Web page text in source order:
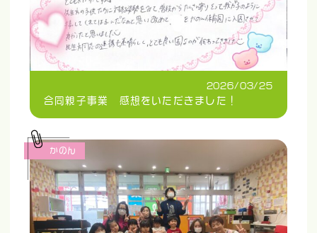
2026/03/25
合同親子事業 感想をいただきました！
かのん